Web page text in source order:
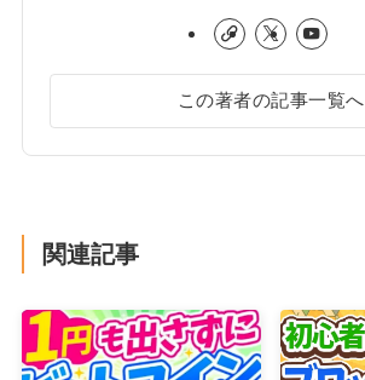
この著者の記事一覧へ
関連記事